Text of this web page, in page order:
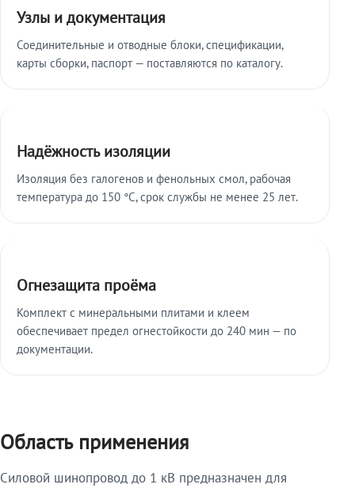
Узлы и документация
Соединительные и отводные блоки, спецификации,
карты сборки, паспорт — поставляются по каталогу.
Надёжность изоляции
Изоляция без галогенов и фенольных смол, рабочая
температура до 150 °C, срок службы не менее 25 лет.
Огнезащита проёма
Комплект с минеральными плитами и клеем
обеспечивает предел огнестойкости до 240 мин — по
документации.
Область применения
Силовой шинопровод до 1 кВ предназначен для